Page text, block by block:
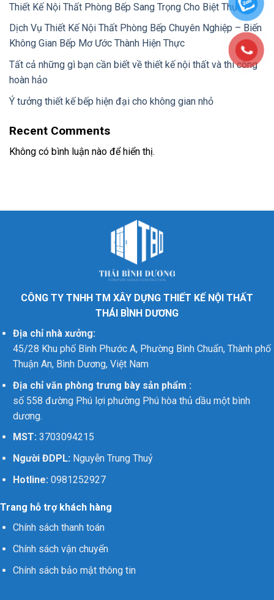
Thiết Kế Nội Thất Phòng Bếp Sang Trọng Cho Biệt Thự
Dịch Vụ Thiết Kế Nội Thất Phòng Bếp Chuyên Nghiệp – Biến
Không Gian Bếp Mơ Ước Thành Hiện Thực
Tất cả những gì bạn cần biết về thiết kế nội thất và thi công
hoàn hảo
Ý tưởng thiết kế bếp hiện đại cho không gian nhỏ
Recent Comments
Không có bình luận nào để hiển thị.
CÔNG TY TNHH TM XÂY DỰNG THIẾT KẾ NỘI THẤT
THÁI BÌNH DƯƠNG
Địa chỉ nhà xưởng:
45/28 Khu phố Bình Phước A, Phường Bình Chuẩn, Thành phố
Thuận An, Bình Dương, Việt Nam
Địa chỉ văn phòng trưng bày sản phẩm :
số 558 đường Phú lợi phường Phú hòa thủ dầu một bình
dương.
MST:3703094215
Người ĐDPL:Nguyễn Trung Thuỷ
Hotline: 0981252927
Trang hỗ trợ khách hàng
Chính sách thanh toán
Chính sách vận chuyển
Chính sách bảo mật thông tin